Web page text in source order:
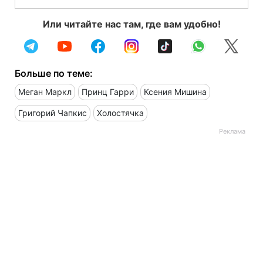
Или читайте нас там, где вам удобно!
Больше по теме:
Меган Маркл Принц Гарри Ксения Мишина
Григорий Чапкис Холостячка